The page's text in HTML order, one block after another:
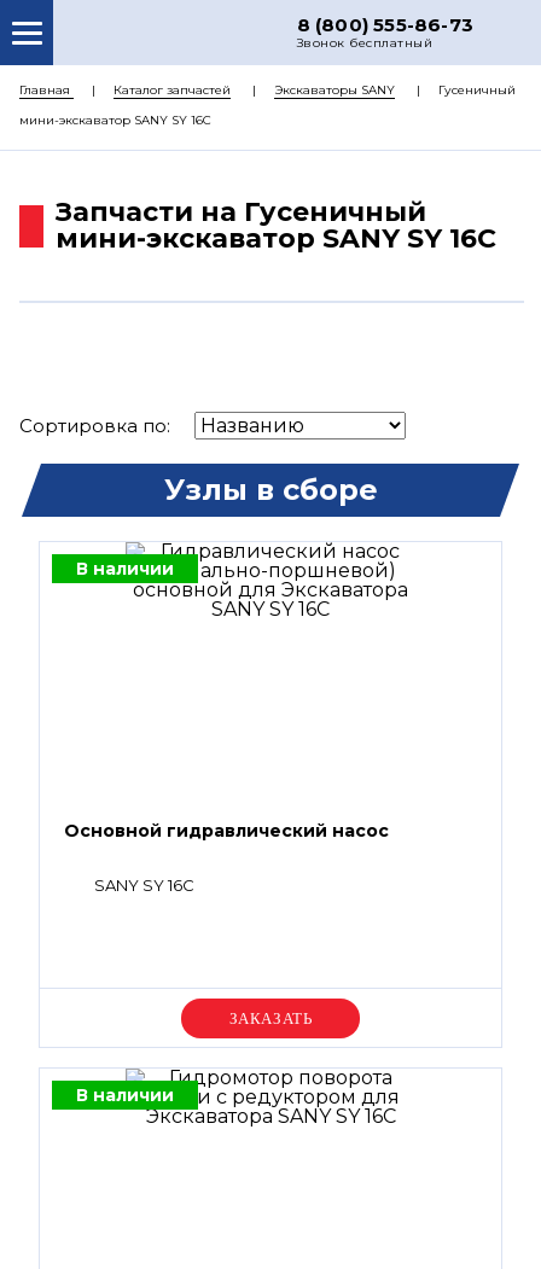
8 (800) 555-86-73
Звонок бесплатный
О НАС
КАТАЛОГ ЗАПЧАСТЕЙ
ДОСТАВКА
Главная Каталог запчастей Экскаваторы SANY
Гусеничный
мини-экскаватор SANY SY 16C
Запчасти на Гусеничный
мини-экскаватор SANY SY 16C
Сортировка по:
Узлы в сборе
В наличии
Основной гидравлический насос
SANY SY 16C
Уточняйте цену
В наличии